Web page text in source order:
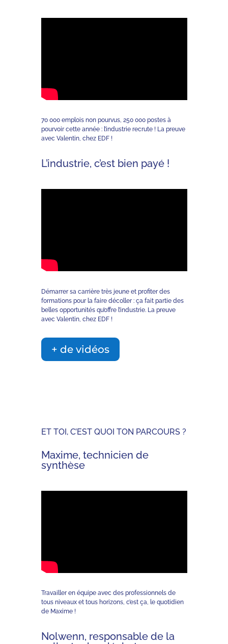
70 000 emplois non pourvus, 250 000 postes à
pourvoir cette année : l’industrie recrute ! La preuve
avec Valentin, chez EDF !
L’industrie, c’est bien payé !
Démarrer sa carrière très jeune et profiter des
formations pour la faire décoller : ça fait partie des
belles opportunités qu’offre l’industrie. La preuve
avec Valentin, chez EDF !
+ de vidéos
ET TOI, C’EST QUOI TON PARCOURS ?
Maxime, technicien de
synthèse
Travailler en équipe avec des professionnels de
tous niveaux et tous horizons, c’est ça, le quotidien
de Maxime !
Nolwenn, responsable de la